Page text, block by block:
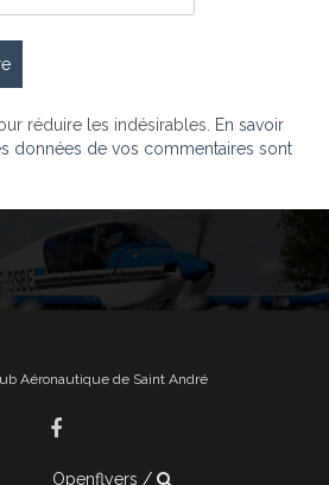
réduire les indésirables. En savoir
données de vos commentaires sont
Aéronautique de Saint André
Openflyers